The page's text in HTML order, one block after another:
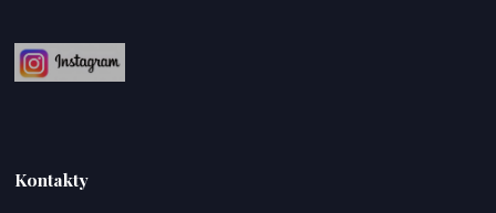
Kontakty